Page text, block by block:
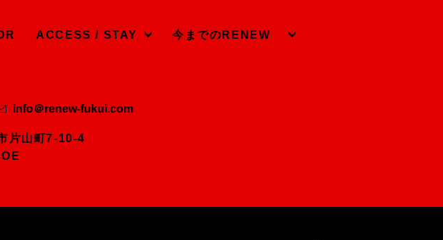
ACCESS / STAY 今までのRENEW
info＠renew-fukui.com
片山町7-10-4